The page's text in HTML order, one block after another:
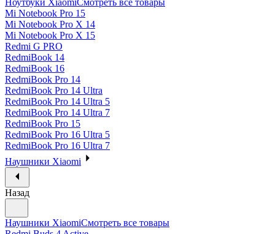
Ноутбуки XiaomiСмотреть все товары
Mi Notebook Pro 15
Mi Notebook Pro X 14
Mi Notebook Pro X 15
Redmi G PRO
RedmiBook 14
RedmiBook 16
RedmiBook Pro 14
RedmiBook Pro 14 Ultra
RedmiBook Pro 14 Ultra 5
RedmiBook Pro 14 Ultra 7
RedmiBook Pro 15
RedmiBook Pro 16 Ultra 5
RedmiBook Pro 16 Ultra 7
Наушники Xiaomi
Назад
Наушники XiaomiСмотреть все товары